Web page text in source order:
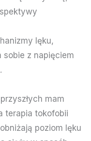
lęku,
sobie z napięciem
mam
terapia tokofobii
poziom lęku